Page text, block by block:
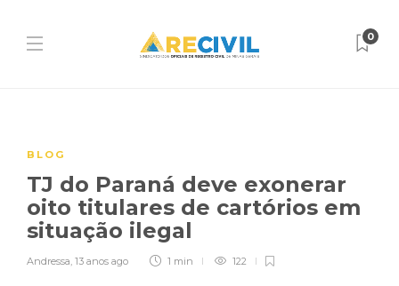
0
BLOG
TJ do Paraná deve exonerar
oito titulares de cartórios em
situação ilegal
Andressa, 13 anos ago 1 min 122